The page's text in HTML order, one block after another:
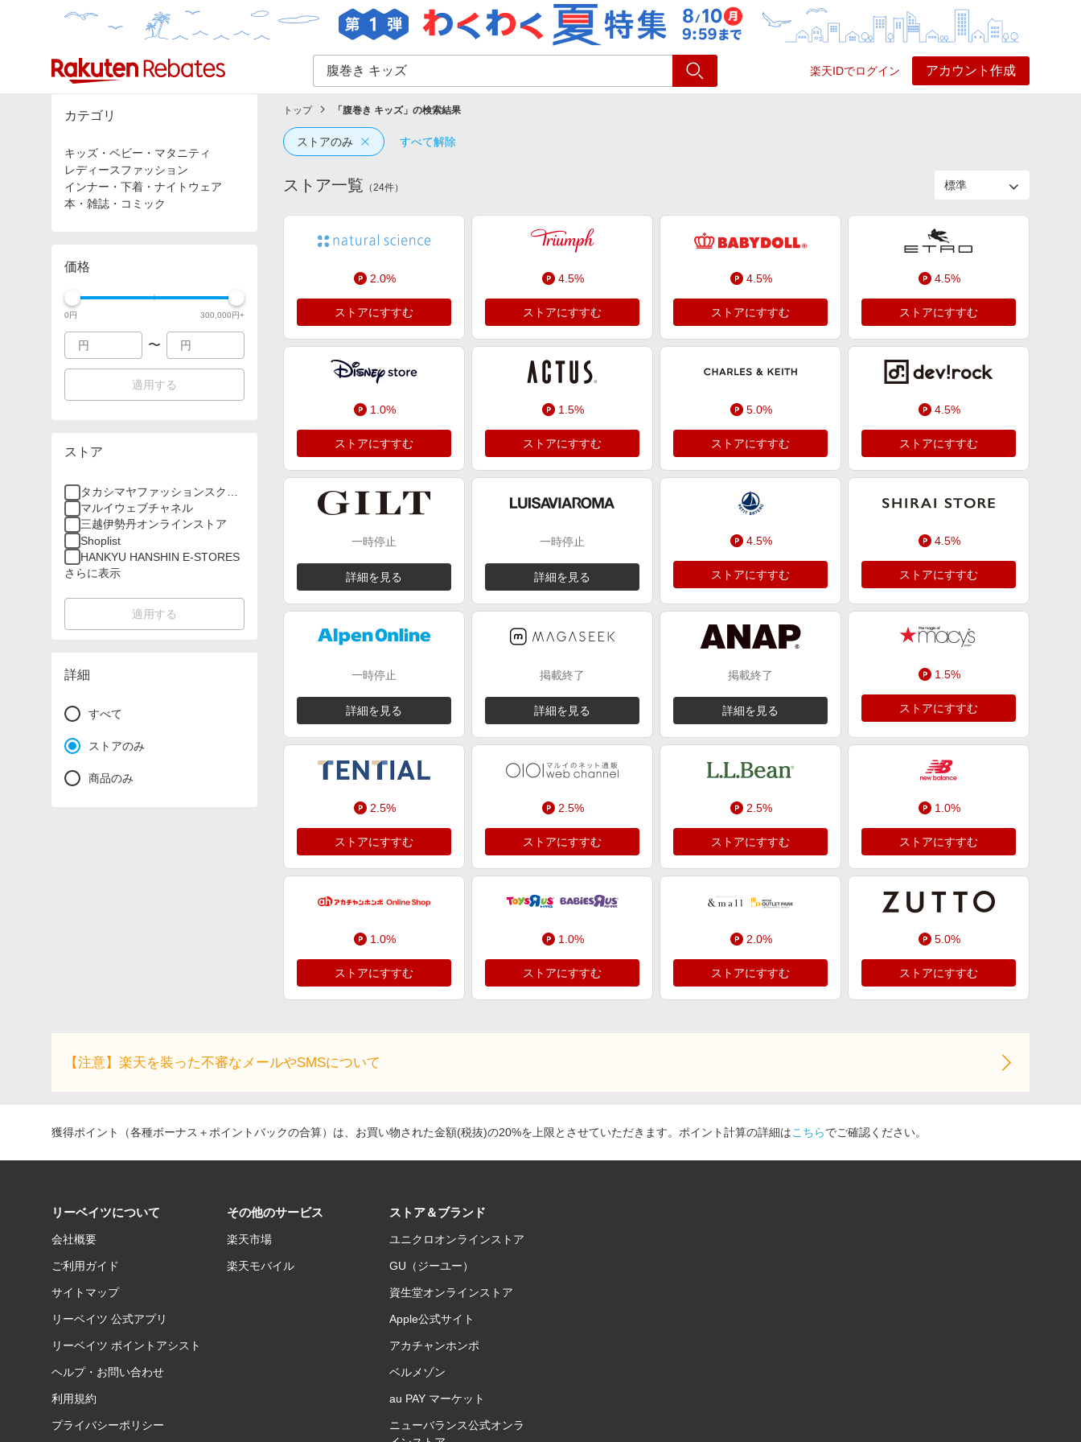
楽天IDでログイン アカウント作成
カテゴリー一覧 イベント一覧 ショッピング
カテゴリ
キッズ・ベビー・マタニティ
レディースファッション
インナー・下着・ナイトウェア
本・雑誌・コミック
価格
0円 300,000円+
〜
適用する
ストア
タカシマヤファッションスクエ
ア
マルイウェブチャネル
三越伊勢丹オンラインストア
Shoplist
HANKYU HANSHIN E-STORES
さらに表示
適用する
詳細
すべて
ストアのみ
商品のみ
トップ 「 腹巻き キッズ」の検索結果
ストアのみ すべて解除
ストア一覧 （24件）
2.0%
ストアにすすむ
4.5%
ストアにすすむ
4.5%
ストアにすすむ
4.5%
ストアにすすむ
1.0%
ストアにすすむ
1.5%
ストアにすすむ
5.0%
ストアにすすむ
4.5%
ストアにすすむ
一時停止
詳細を見る
一時停止
詳細を見る
4.5%
ストアにすすむ
4.5%
ストアにすすむ
一時停止
詳細を見る
掲載終了
詳細を見る
掲載終了
詳細を見る
1.5%
ストアにすすむ
2.5%
ストアにすすむ
2.5%
ストアにすすむ
2.5%
ストアにすすむ
1.0%
ストアにすすむ
1.0%
ストアにすすむ
1.0%
ストアにすすむ
2.0%
ストアにすすむ
5.0%
ストアにすすむ
【注意】楽天を装った不審なメールやSMSについて
獲得ポイント（各種ボーナス＋ポイントバックの合算）は、お買い物された金額(税抜)の20%を上限とさせていただきます。ポイント計算の詳細はこちらでご確認ください。
リーベイツについて
会社概要
ご利用ガイド
サイトマップ
リーベイツ 公式アプリ
リーベイツ ポイントアシスト
ヘルプ・お問い合わせ
利用規約
プライバシーポリシー
その他のサービス
楽天市場
楽天モバイル
ストア＆ブランド
ユニクロオンラインストア
GU（ジーユー）
資生堂オンラインストア
Apple公式サイト
アカチャンホンポ
ベルメゾン
au PAY マーケット
ニューバランス公式オンラ